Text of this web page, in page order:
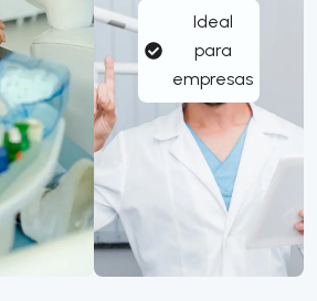
Ideal
para
empresas